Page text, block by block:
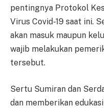
pentingnya Protokol
Virus Covid-19 saat ini.
akan masuk maupun
wajib melakukan
tersebut.
Sertu Sumiran dan
dan memberikan